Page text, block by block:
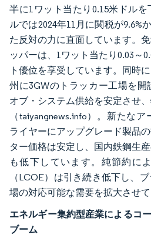
半に1ワット当たり0.15米ドル
ルでは2024年11月に関税が9.6%
た反対の力に直面しています。
ッパーは、1ワット当たり0.03～
ト優位を享受しています。同時
州に3GWのトラッカー工場を開
オブ・システム供給を安定させ
（taiyangnews.info）。新たな
ライヤーにアップグレード製品
ター価格は安定し、国内鉄鋼生
も低下しています。純節約に
（LCOE）は引き続き低下し、
場の対応可能な需要を拡大させて
エネルギー集約型産業によるコ
ブーム